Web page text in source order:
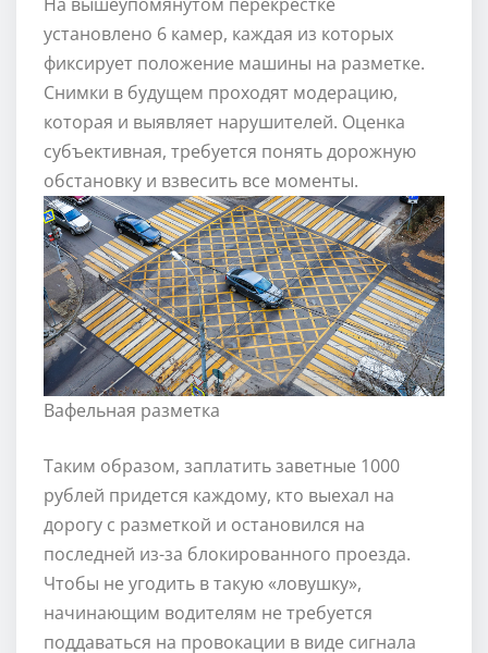
установлено 6 камер, каждая из которых
фиксирует положение машины на разметке.
Снимки в будущем проходят модерацию,
которая и выявляет нарушителей. Оценка
субъективная, требуется понять дорожную
обстановку и взвесить все моменты.
Вафельная разметка
Таким образом, заплатить заветные 1000
рублей придется каждому, кто выехал на
дорогу с разметкой и остановился на
последней из-за блокированного проезда.
Чтобы не угодить в такую «ловушку»,
начинающим водителям не требуется
поддаваться на провокации в виде сигнала